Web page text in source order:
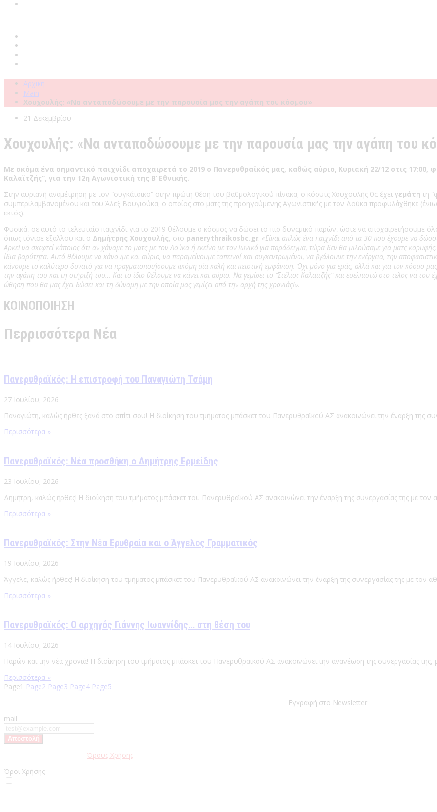
Αρχική
Main
Χουχουλής: «Να ανταποδώσουμε με την παρουσία μας την αγάπη του κόσμου»
21 Δεκεμβρίου
Χουχουλής: «Να ανταποδώσουμε με την παρουσία μας την αγάπη του
Με ακόμα ένα σημαντικό παιχνίδι αποχαιρετά το 2019 ο Πανερυθραϊκός μας, καθώς αύριο, Κυριακή 22/12 στις 17:00,
Καλαϊτζής”, για την 12η Αγωνιστική της Β’ Εθνικής.
Στην αυριανή αναμέτρηση με τον “συγκάτοικο” στην πρώτη θέση του βαθμολογικού πίνακα, ο κόουτς Χουχουλής θα έχει γεμάτη τη
συμπεριλαμβανομένου και του Άλεξ Βουγιούκα, ο οποίος στο ματς της προηγούμενης Αγωνιστικής με τον Δούκα προφυλάχθηκε
εκτός).
Φυσικά, σε αυτό το τελευταίο παιχνίδι για το 2019 θέλουμε ο κόσμος να δώσει το πιο δυναμικό παρών, ώστε να αποχαιρετήσουμε
όπως τόνισε εξάλλου και ο Δημήτρης Χουχουλής, στο panerythraikosbc.gr: «Είναι απλώς ένα παιχνίδι από τα 30 που έχουμε να
Αρκεί να σκεφτεί κάποιος ότι αν χάναμε το ματς με τον Δούκα ή εκείνο με τον Ιωνικό για παράδειγμα, τώρα δεν θα μιλούσαμε για ματς
ίδια βαρύτητα. Αυτό θέλουμε να κάνουμε και αύριο, να παραμείνουμε ταπεινοί και συγκεντρωμένοι, να βγάλουμε την ενέργεια, την
κάνουμε το καλύτερο δυνατό για να πραγματοποιήσουμε ακόμη μία καλή και πειστική εμφάνιση. Όχι μόνο για εμάς, αλλά και για τον κόσμο
την αγάπη του και τη στήριξή του… Και το ίδιο θέλουμε να κάνει και αύριο. Να γεμίσει το “Στέλιος Καλαϊτζής” και ευελπιστώ στο τέλος να
ώθηση που θα μας έχει δώσει και τη δύναμη με την οποία μας γεμίζει από την αρχή της χρονιάς!».
ΚΟΙΝΟΠΟΙΗΣΗ
Περρισσότερα Νέα
Πανερυθραϊκός: Η επιστροφή του Παναγιώτη Τσάμη
27 Ιουλίου, 2026
Παναγιώτη, καλώς ήρθες ξανά στο σπίτι σου! Η διοίκηση του τμήματος μπάσκετ του Πανερυθραϊκού ΑΣ ανακοινώνει την έναρξη της
Περισσότερα »
Πανερυθραϊκός: Νέα προσθήκη ο Δημήτρης Ερμείδης
23 Ιουλίου, 2026
Δημήτρη, καλώς ήρθες! Η διοίκηση του τμήματος μπάσκετ του Πανερυθραϊκού ΑΣ ανακοινώνει την έναρξη της συνεργασίας της με
Περισσότερα »
Πανερυθραϊκός: Στην Νέα Ερυθραία και ο Άγγελος Γραμματικός
19 Ιουλίου, 2026
Άγγελε, καλώς ήρθες! Η διοίκηση του τμήματος μπάσκετ του Πανερυθραϊκού ΑΣ ανακοινώνει την έναρξη της συνεργασίας της με τον
Περισσότερα »
Πανερυθραϊκός: Ο αρχηγός Γιάννης Ιωαννίδης… στη θέση του
14 Ιουλίου, 2026
Παρών και την νέα χρονιά! Η διοίκηση του τμήματος μπάσκετ του Πανερυθραϊκού ΑΣ ανακοινώνει την ανανέωση της συνεργασίας της,
Περισσότερα »
Page1 Page2 Page3 Page4 Page5
Εγγραφή στο Newsletter
mail
Όρους Χρήσης
Όροι Χρήσης